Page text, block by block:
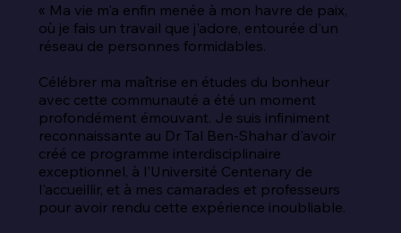
« Ma vie m'a enfin menée à mon havre de paix,
où je fais un travail que j'adore, entourée d'un
réseau de personnes formidables.
Célébrer ma maîtrise en études du bonheur
avec cette communauté a été un moment
profondément émouvant. Je suis infiniment
reconnaissante au Dr Tal Ben-Shahar d'avoir
créé ce programme interdisciplinaire
exceptionnel, à l'Université Centenary de
l'accueillir, et à mes camarades et professeurs
pour avoir rendu cette expérience inoubliable.